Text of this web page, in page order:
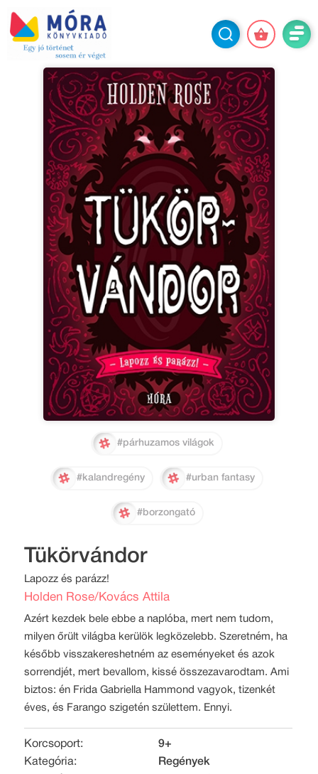
#párhuzamos világok
#kalandregény #urban fantasy
#borzongató
Tükörvándor
Lapozz és parázz!
Holden Rose/Kovács Attila
Azért kezdek bele ebbe a naplóba, mert nem tudom,
milyen őrült világba kerülök legközelebb. Szeretném, ha
később visszakereshetném az eseményeket és azok
sorrendjét, mert bevallom, kissé összezavarodtam. Ami
biztos: én Frida Gabriella Hammond vagyok, tizenkét
éves, és Farango szigetén születtem. Ennyi.
Korcsoport:
9+
Kategória:
Regények